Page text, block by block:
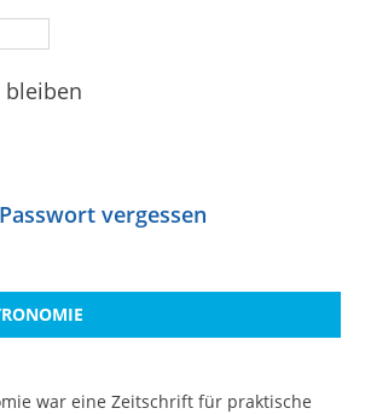
bleiben
Passwort vergessen
war eine Zeitschrift für praktische